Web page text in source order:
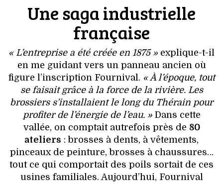
Une saga industrielle
française
« L’entreprise a été créée en 1875 » explique-t-il
en me guidant vers un panneau ancien où
figure l’inscription Fournival. « À l’époque, tout
se faisait grâce à la force de la rivière. Les
brossiers s’installaient le long du Thérain pour
profiter de l’énergie de l’eau. »Dans cette
vallée, on comptait autrefois près de 80
ateliers : brosses à dents, à vêtements,
pinceaux de peinture, brosses à chaussures…
tout ce qui comportait des poils sortait de ces
usines familiales. Aujourd’hui, Fournival